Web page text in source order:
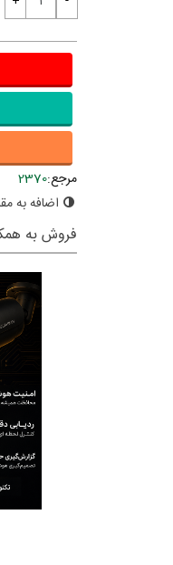
مرجع:2370
اضافه به
فروش به